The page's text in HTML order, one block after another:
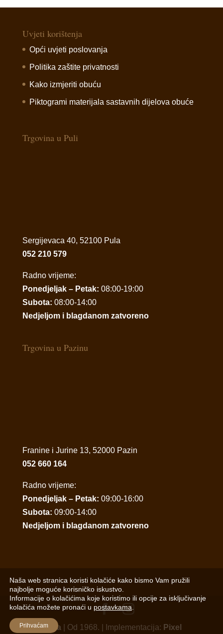
Uvjeti korištenja
Opći uvjeti poslovanja
Politika zaštite privatnosti
Kako izmjeriti obuću
Piktogrami materijala sastavnih dijelova obuće
Trgovina u Puli
Sergijevaca 40, 52100 Pula
052 210 579
Radno vrijeme:
Ponedjeljak – Petak: 08:00-19:00
Subota: 08:00-14:00
Nedjeljom i blagdanom zatvoreno
Trgovina u Pazinu
Franine i Jurine 13, 52000 Pazin
052 660 164
Radno vrijeme:
Ponedjeljak – Petak: 09:00-16:00
Subota: 09:00-14:00
Nedjeljom i blagdanom zatvoreno
Porta | Od 1968. | Implementacija: Pixel
Naša web stranica koristi kolačiće kako bismo Vam pružili
najbolje moguće korisničko iskustvo.
Informacije o kolačićima koje koristimo ili opcije za isključivanje
kolačića možete pronaći u postavkama
Prihvaćam